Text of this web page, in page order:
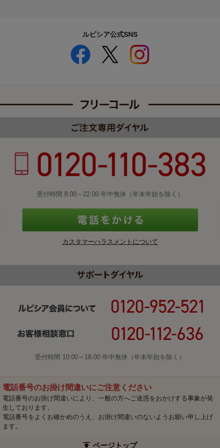
ルピシア公式SNS
受付時間 8:00～22:00 年中無休（年末年始を除く）
カスタマーハラスメントについて
受付時間 10:00～18:00 年中無休（年末年始を除く）
電話番号のお掛け間違いにご注意ください
電話番号のお掛け間違いにより、一般の方へご迷惑をおかけする事象が発
生しております。
電話番号をよくお確かめのうえ、お掛け間違いのないようお願い申し上げ
ます。
ページトップ